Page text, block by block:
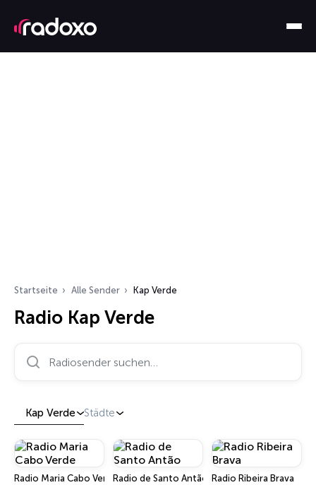
Startseite Alle Sender Kap Verde
Radio Kap Verde
Radiosender suchen…
Kap Verde Städte
Radio Maria Cabo VerdeRadio de Santo Antão Radio Ribeira Brava